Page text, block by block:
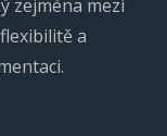
zejména mezi
a